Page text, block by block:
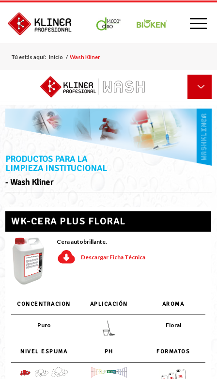
Tú estás aquí: Inicio / Wash Kliner
PRODUCTOS PARA LA
LIMPIEZA INSTITUCIONAL
- Wash Kliner
WK-CERA PLUS FLORAL
Cera autobrillante.
Descargar Ficha Técnica
CONCENTRACION APLICACIÓN AROMA
Puro Floral
NIVEL ESPUMA PH FORMATOS